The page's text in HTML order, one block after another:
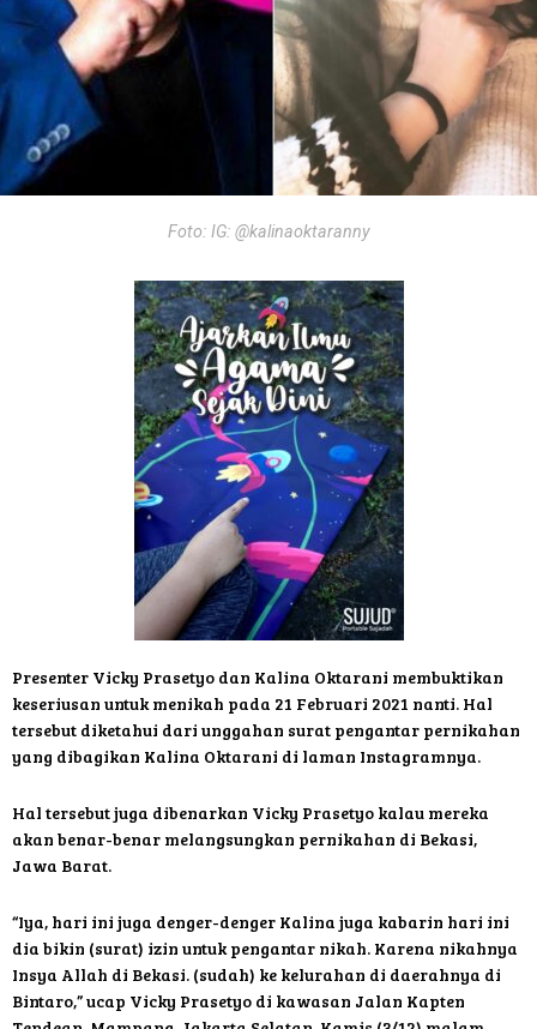
Foto: IG: @kalinaoktaranny
Presenter Vicky Prasetyo dan Kalina Oktarani membuktikan
keseriusan untuk menikah pada 21 Februari 2021 nanti. Hal
tersebut diketahui dari unggahan surat pengantar pernikahan
yang dibagikan Kalina Oktarani di laman Instagramnya.
Hal tersebut juga dibenarkan Vicky Prasetyo kalau mereka
akan benar-benar melangsungkan pernikahan di Bekasi,
Jawa Barat.
“Iya, hari ini juga denger-denger Kalina juga kabarin hari ini
dia bikin (surat) izin untuk pengantar nikah. Karena nikahnya
Insya Allah di Bekasi. (sudah) ke kelurahan di daerahnya di
Bintaro,” ucap Vicky Prasetyo di kawasan Jalan Kapten